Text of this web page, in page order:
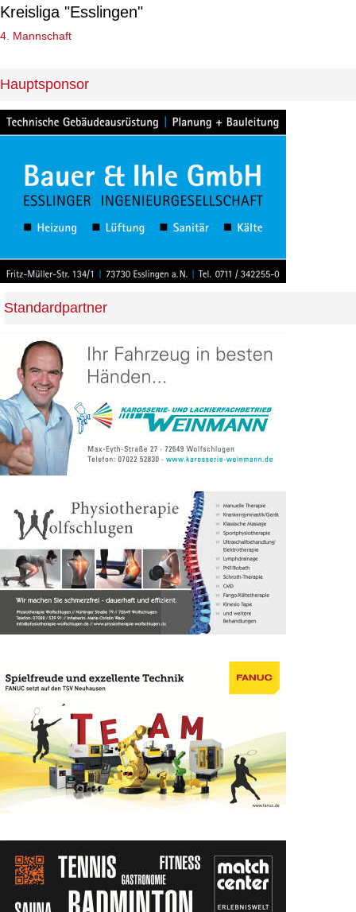
Kreisliga "Esslingen"
4. Mannschaft
Hauptsponsor
Standardpartner